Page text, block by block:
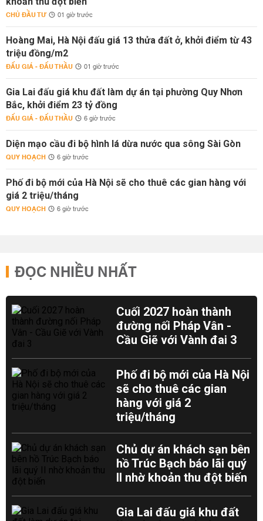
CHỦ ĐẦU TƯ 01 giờ trước
Hoàng Mai, Hà Nội đấu giá 13 thửa đất ở, khởi điểm từ 43
triệu đồng/m2
ĐẤU GIÁ - ĐẤU THẦU 01 giờ trước
Gia Lai đấu giá khu đất làm dự án tại phường Quy Nhơn
Bắc, khởi điểm 23 tỷ đồng
ĐẤU GIÁ - ĐẤU THẦU 6 giờ trước
Diện mạo cầu đi bộ hình lá dừa nước qua sông Sài Gòn
QUY HOẠCH 6 giờ trước
Phố đi bộ mới của Hà Nội sẽ cho thuê các gian hàng với
giá 2 triệu/tháng
QUY HOẠCH 6 giờ trước
ĐỌC NHIỀU NHẤT
Cuối 2027 hoàn thành
đường nối Pháp Vân -
Cầu Giẽ với Vành đai 3
Phố đi bộ mới của Hà Nội
sẽ cho thuê các gian
hàng với giá 2
triệu/tháng
Chủ dự án khách sạn bên
hồ Trúc Bạch báo lãi quý
II nhờ khoản thu đột biến
Gia Lai đấu giá khu đất